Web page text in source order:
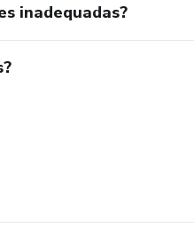
inadequadas?